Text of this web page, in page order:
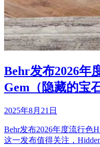
Behr发布2026年
Gem（隐藏的宝石
2025年8月21日
Behr发布2026年度流行色
这一发布值得关注，